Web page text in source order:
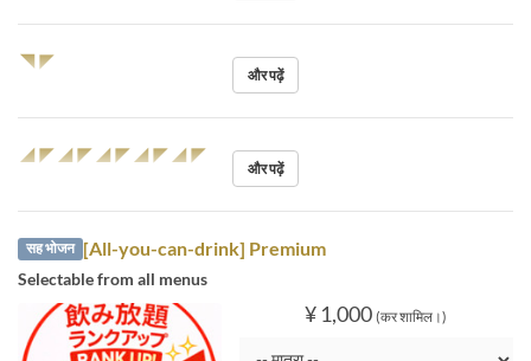
◥◤
और पढ़ें
◢◤◢◤◢◤◢◤◢◤
और पढ़ें
सह भोजन [All-you-can-drink] Premium
Selectable from all menus
¥ 1,000 (कर शामिल।)